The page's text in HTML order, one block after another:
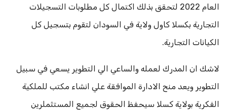
العام 2022 لتحقق بذلك اكتمال كل مطلوبات التسجيلات
التجارية بكسلا كاول ولاية في السودان لتقوم بتسجيل كل
الكيانات التجارية.
لاشك ان المدرك لعمله والساعي الي التطوير يسعي في سبيل
التطوير ويعد منح الادارة الموافقة علي انشاء مكتب للملكية
الفكرية بولاية كسلا سيحفظ الحقوق لجميع المستثملرين